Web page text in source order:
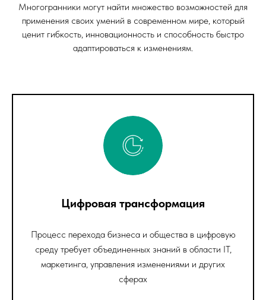
Многогранники могут найти множество возможностей для
применения своих умений в современном мире, который
ценит гибкость, инновационность и способность быстро
адаптироваться к изменениям.
Цифровая трансформация
Процесс перехода бизнеса и общества в цифровую
среду требует объединенных знаний в области IT,
маркетинга, управления изменениями и других
сферах